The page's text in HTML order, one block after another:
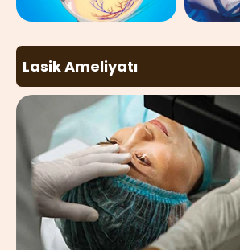
Lasik Ameliyatı